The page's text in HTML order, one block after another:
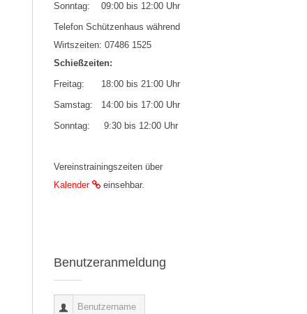
Sonntag: 09:00 bis 12:00 Uhr
Telefon Schützenhaus während
Wirtszeiten: 07486 1525
Schießzeiten:
Freitag: 18:00 bis 21:00 Uhr
Samstag: 14:00 bis 17:00 Uhr
Sonntag: 9:30 bis 12:00 Uhr
Vereinstrainingszeiten über
Kalender
einsehbar.
Benutzeranmeldung